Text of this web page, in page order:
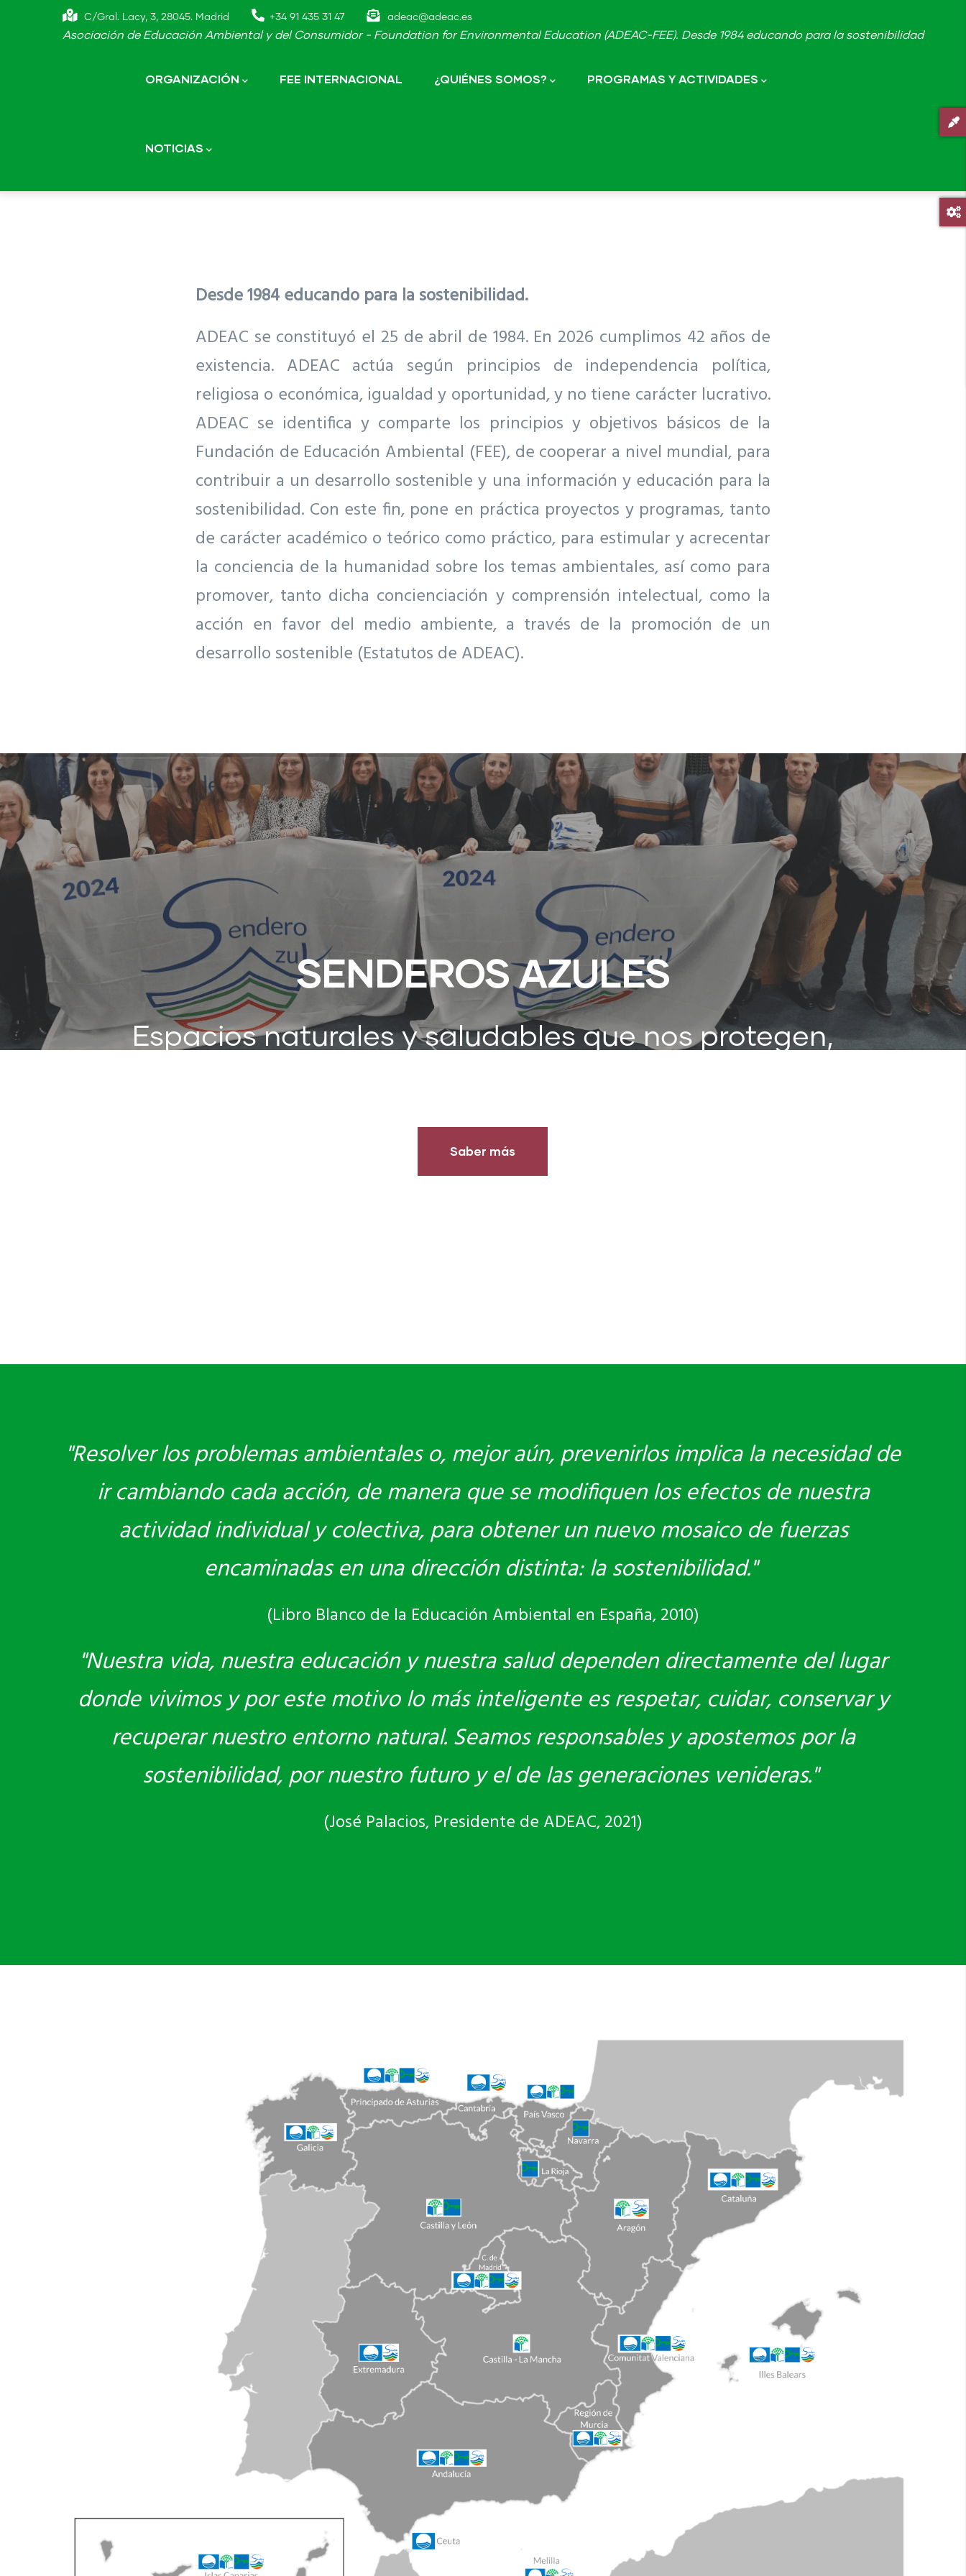
C/Gral. Lacy, 3, 28045. Madrid +34 91 435 31 47 adeac@adeac.es
Asociación de Educación Ambiental y del Consumidor - Foundation for Environmental Education (ADEAC-FEE). Desde 1984 educando para la sostenibilidad
navigation
ORGANIZACIÓN FEE INTERNACIONAL ¿QUIÉNES SOMOS? PROGRAMAS Y ACTIVIDADES
NOTICIAS
Desde 1984 educando para la sostenibilidad.
ADEAC se constituyó el 25 de abril de 1984. En 2026 cumplimos 42 años de
existencia. ADEAC actúa según principios de independencia política,
religiosa o económica, igualdad y oportunidad, y no tiene carácter lucrativo.
ADEAC se identifica y comparte los principios y objetivos básicos de la
Fundación de Educación Ambiental (FEE), de cooperar a nivel mundial, para
contribuir a un desarrollo sostenible y una información y educación para la
sostenibilidad. Con este fin, pone en práctica proyectos y programas, tanto
de carácter académico o teórico como práctico, para estimular y acrecentar
la conciencia de la humanidad sobre los temas ambientales, así como para
promover, tanto dicha concienciación y comprensión intelectual, como la
acción en favor del medio ambiente, a través de la promoción de un
desarrollo sostenible (Estatutos de ADEAC).
SENDEROS AZULES
Espacios naturales y saludables que nos protegen,
Saber más
"Resolver los problemas ambientales o, mejor aún, prevenirlos implica la necesidad de
ir cambiando cada acción, de manera que se modifiquen los efectos de nuestra
actividad individual y colectiva, para obtener un nuevo mosaico de fuerzas
encaminadas en una dirección distinta: la sostenibilidad."
(Libro Blanco de la Educación Ambiental en España, 2010)
"Nuestra vida, nuestra educación y nuestra salud dependen directamente del lugar
donde vivimos y por este motivo lo más inteligente es respetar, cuidar, conservar y
recuperar nuestro entorno natural. Seamos responsables y apostemos por la
sostenibilidad, por nuestro futuro y el de las generaciones venideras."
(José Palacios, Presidente de ADEAC, 2021)